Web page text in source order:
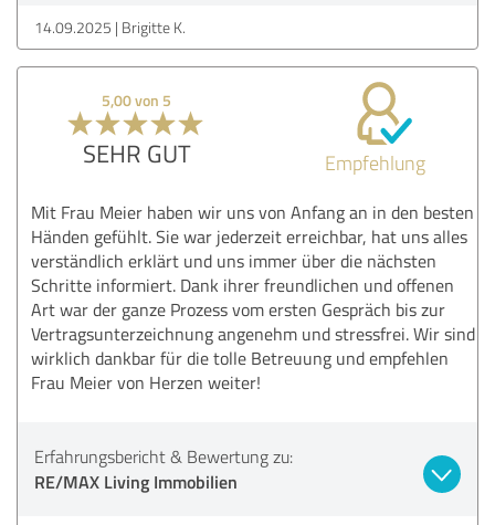
14.09.2025 Brigitte K.
5,00 von 5
SEHR GUT Empfehlung
Mit Frau Meier haben wir uns von Anfang an in den besten
Händen gefühlt. Sie war jederzeit erreichbar, hat uns alles
verständlich erklärt und uns immer über die nächsten
Schritte informiert. Dank ihrer freundlichen und offenen
Art war der ganze Prozess vom ersten Gespräch bis zur
Vertragsunterzeichnung angenehm und stressfrei. Wir sind
wirklich dankbar für die tolle Betreuung und empfehlen
Frau Meier von Herzen weiter!
Erfahrungsbericht & Bewertung zu:
RE/MAX Living Immobilien